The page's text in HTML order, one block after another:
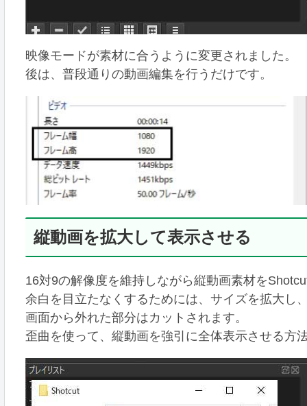
映像モードが素材に合うように変更されました。
後は、普段通りの動画編集を行うだけです。
縦動画を拡大して表示させる
16対9の解像度を維持しながら縦動画素材を
余白を目立たなくするためには、サイズを拡大し
画面から外れた部分はカットされます。
歪曲を使って、縦動画を強引に全体表示させる方